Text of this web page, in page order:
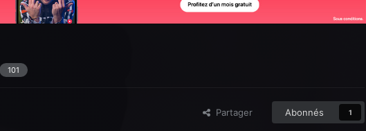
101
Partager Abonnés 1